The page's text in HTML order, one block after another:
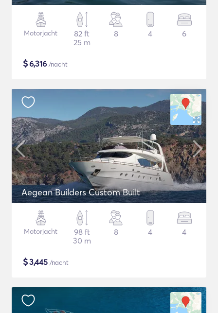
Motorjacht
82 ft
25 m
8 4 6
$6,316 /nacht
Aegean Builders Custom Built
Motorjacht
98 ft
30 m
8 4 4
$3,445 /nacht